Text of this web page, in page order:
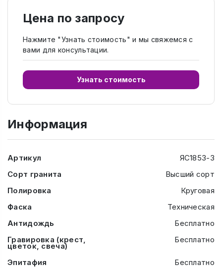
Цена по запросу
Нажмите "Узнать стоимость" и мы свяжемся с
вами для консультации.
Узнать стоимость
Информация
Артикул
ЯС1853-3
Сорт гранита
Высший сорт
Полировка
Круговая
Фаска
Техническая
Антидождь
Бесплатно
Гравировка (крест,
цветок, свеча)
Бесплатно
Эпитафия
Бесплатно